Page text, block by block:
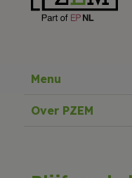
Menu
Over PZEM